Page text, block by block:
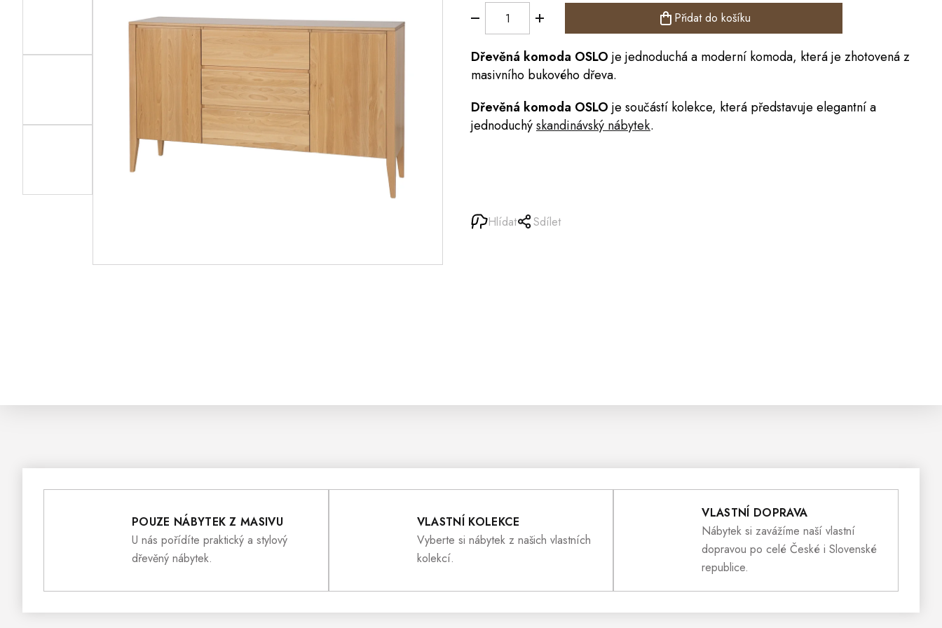
Přidat do košíku
Dřevěná komoda OSLO je jednoduchá a moderní komoda, která je zhotovená z
masivního bukového dřeva.
Dřevěná komoda OSLO je součástí kolekce, která představuje elegantní a
jednoduchýskandinávský nábytek.
Hlídat Sdílet
POUZE NÁBYTEK Z MASIVU
U nás pořídíte praktický a stylový
dřevěný nábytek.
VLASTNÍ KOLEKCE
Vyberte si nábytek z našich vlastních
kolekcí.
VLASTNÍ DOPRAVA
Nábytek si zavážíme naší vlastní
dopravou po celé České i Slovenské
republice.